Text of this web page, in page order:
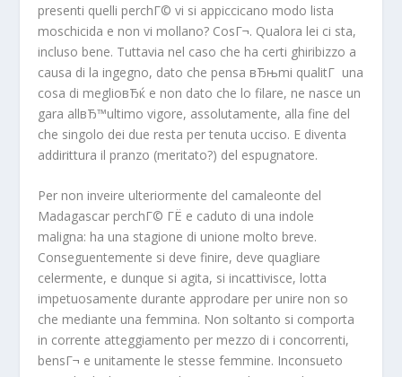
presenti quelli perchГ© vi si appiccicano modo lista
moschicida e non vi mollano? CosГ¬. Qualora lei ci sta,
incluso bene. Tuttavia nel caso che ha certi ghiribizzo a
causa di la ingegno, dato che pensa вЂњmi qualitГ una
cosa di meglioвЂќ e non dato che lo filare, ne nasce un
gara allвЂ™ultimo vigore, assolutamente, alla fine del
che singolo dei due resta per tenuta ucciso. E diventa
addirittura il pranzo (meritato?) del espugnatore.
Per non inveire ulteriormente del camaleonte del
Madagascar perchГ© ГЁ e caduto di una indole
maligna: ha una stagione di unione molto breve.
Conseguentemente si deve finire, deve quagliare
celermente, e dunque si agita, si incattivisce, lotta
impetuosamente durante approdare per unire non so
che mediante una femmina. Non soltanto si comporta
in corrente atteggiamento per mezzo di i concorrenti,
bensГ¬ e unitamente le stesse femmine. Inconsueto